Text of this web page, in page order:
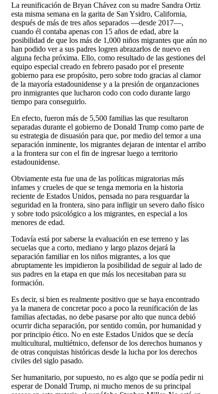
La reunificación de Bryan Chávez con su madre Sandra Ortiz
esta misma semana en la garita de San Ysidro, California,
después de más de tres años separados —desde 2017—,
cuando él contaba apenas con 15 años de edad, abre la
posibilidad de que los más de 1,000 niños migrantes que aún no
han podido ver a sus padres logren abrazarlos de nuevo en
alguna fecha próxima. Ello, como resultado de las gestiones del
equipo especial creado en febrero pasado por el presente
gobierno para ese propósito, pero sobre todo gracias al clamor
de la mayoría estadounidense y a la presión de organzaciones
pro inmigrantes que lucharon codo con codo durante largo
tiempo para conseguirlo.
En efecto, fueron más de 5,500 familias las que resultaron
separadas durante el gobierno de Donald Trump como parte de
su estrategia de disuasión para que, por medio del temor a una
separación inminente, los migrantes dejaran de intentar el arribo
a la frontera sur con el fin de ingresar luego a territorio
estadounidense.
Obviamente esta fue una de las políticas migratorias más
infames y crueles de que se tenga memoria en la historia
reciente de Estados Unidos, pensada no para resguardar la
seguridad en la frontera, sino para infligir un severo daño físico
y sobre todo psicológico a los migrantes, en especial a los
menores de edad.
Todavía está por saberse la evaluación en ese terreno y las
secuelas que a corto, mediano y largo plazos dejará la
separación familiar en los niños migrantes, a los que
abruptamente les impidieron la posibilidad de seguir al lado de
sus padres en la etapa en que más los necesitaban para su
formación.
Es decir, si bien es realmente positivo que se haya encontrado
ya la manera de concretar poco a poco la reunificación de las
familias afectadas, no debe pasarse por alto que nunca debió
ocurrir dicha separación, por sentido común, por humanidad y
por principio ético. No en este Estados Unidos que se decía
multicultural, multiétnico, defensor de los derechos humanos y
de otras conquistas históricas desde la lucha por los derechos
civiles del siglo pasado.
Ser humanitario, por supuesto, no es algo que se podía pedir ni
esperar de Donald Trump, ni mucho menos de su principal